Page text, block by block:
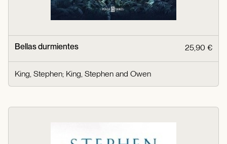
Bellas durmientes 25,90 €
King, Stephen; King, Stephen and Owen